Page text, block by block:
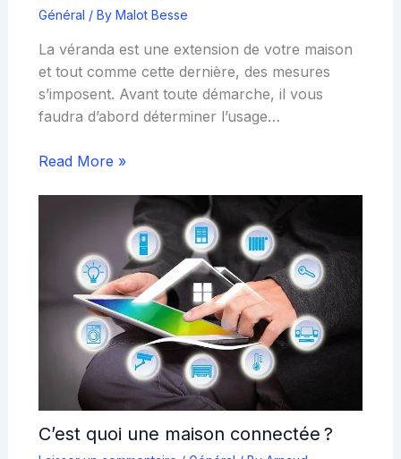
Général / By Malot Besse
La véranda est une extension de votre maison
et tout comme cette dernière, des mesures
s’imposent. Avant toute démarche, il vous
faudra d’abord déterminer l’usage…
Read More »
C’est quoi une maison connectée ?